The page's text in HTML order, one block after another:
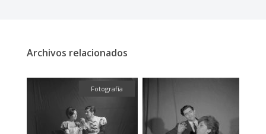
Archivos relacionados
Fotografía